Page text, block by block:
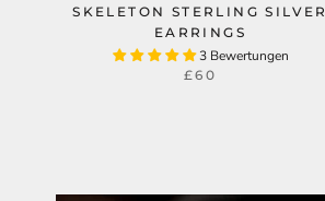
SKELETON STERLING SILVER
EARRINGS
3 Bewertungen
£60